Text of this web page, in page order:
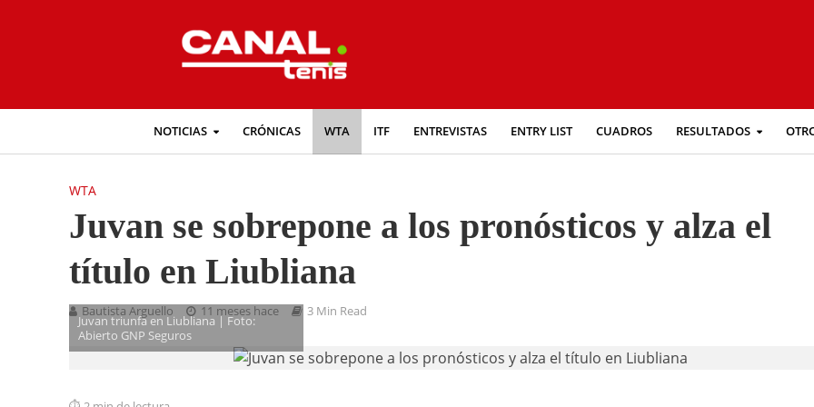
NOTICIAS CRÓNICAS WTA ITF ENTREVISTAS ENTRY LIST CUADROS RESULTADOS
WTA
Juvan se sobrepone a los pronósticos y alza el
título en Liubliana
Bautista Arguello 11 meses hace 3 Min Read
Juvan triunfa en Liubliana | Foto:
Abierto GNP Seguros